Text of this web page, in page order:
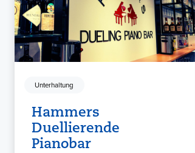
Unterhaltung
Hammers
Duellierende
Pianobar